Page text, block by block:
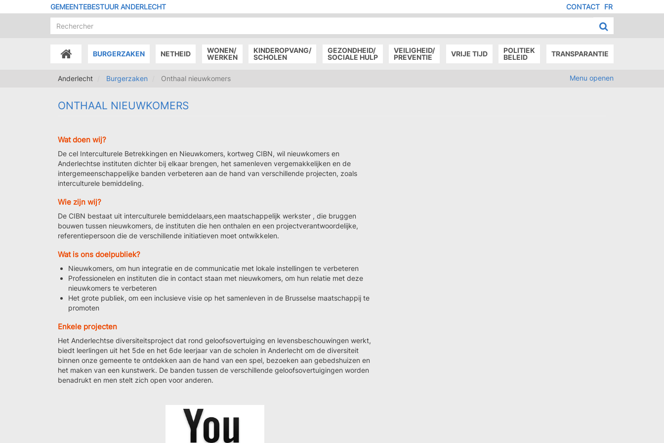
en
GEMEENTEBESTUUR ANDERLECHT FR
MENU
DE
PAGE
CONTACT
ACCUEILBURGERZAKEN NETHEID
WONEN/
WERKEN
KINDEROPVANG/
SCHOLEN
GEZONDHEID/
SOCIALE HULP
VEILIGHEID/
PREVENTIE
VRIJE TIJD
POLITIEK
BELEID
TRANSPARANTIE
Anderlecht Burgerzaken Onthaal nieuwkomers Menu openen
ONTHAAL NIEUWKOMERS
Wat doen wij?
De cel Interculturele Betrekkingen en Nieuwkomers, kortweg CIBN, wil nieuwkomers en
Anderlechtse instituten dichter bij elkaar brengen, het samenleven vergemakkelijken en de
intergemeenschappelijke banden verbeteren aan de hand van verschillende projecten, zoals
interculturele bemiddeling.
Wie zijn wij?
De CIBN bestaat uit interculturele bemiddelaars,een maatschappelijk werkster , die bruggen
bouwen tussen nieuwkomers, de instituten die hen onthalen en een projectverantwoordelijke,
referentiepersoon die de verschillende initiatieven moet ontwikkelen.
Wat is ons doelpubliek?
Nieuwkomers, om hun integratie en de communicatie met lokale instellingen te verbeteren
Professionelen en instituten die in contact staan met nieuwkomers, om hun relatie met deze
nieuwkomers te verbeteren
Het grote publiek, om een inclusieve visie op het samenleven in de Brusselse maatschappij te
promoten
Enkele projecten
Het Anderlechtse diversiteitsproject dat rond geloofsovertuiging en levensbeschouwingen werkt,
biedt leerlingen uit het 5de en het 6de leerjaar van de scholen in Anderlecht om de diversiteit
binnen onze gemeente te ontdekken aan de hand van een spel, bezoeken aan gebedshuizen en
het maken van een kunstwerk. De banden tussen de verschillende geloofsovertuigingen worden
benadrukt en men stelt zich open voor anderen.